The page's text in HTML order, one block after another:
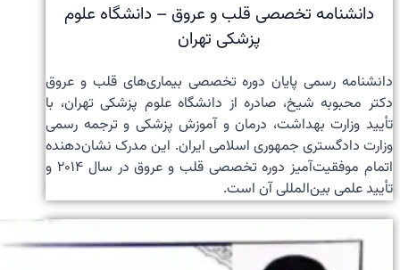
دانشنامه تخصصی قلب و عروق – دانشگاه علوم
پزشکی تهران
دانشنامه رسمی پایان دوره تخصصی بیماری‌های قلب و عروق
دکتر محبوبه شیخ، صادره از دانشگاه علوم پزشکی تهران، با
تأیید وزارت بهداشت، درمان و آموزش پزشکی و ترجمه رسمی
وزارت دادگستری جمهوری اسلامی ایران. این مدرک نشان‌دهنده
اتمام موفقیت‌آمیز دوره تخصصی قلب و عروق در سال ۲۰۱۴ و
تأیید علمی بین‌المللی آن است.